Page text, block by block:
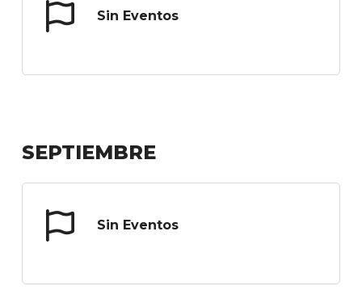
Sin Eventos
SEPTIEMBRE
Sin Eventos